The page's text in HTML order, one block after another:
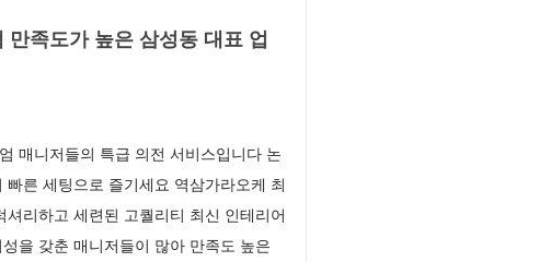
족도가 높은 삼성동 대표 업
매니저들의 특급 의전 서비스입니다 논
른 세팅으로 즐기세요 역삼가라오케 최
리하고 세련된 고퀄리티 최신 인테리어
을 갖춘 매니저들이 많아 만족도 높은